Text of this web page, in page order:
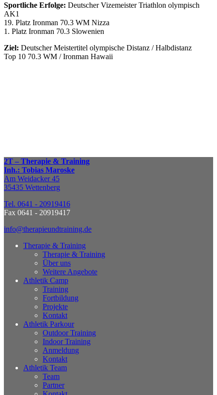
Sportliche Erfolge: Deutscher Vizemeister Triathlon olympisch
AK1
19. Platz Ironman 70.3 WM Nizza
1. Platz Ironman 70.3 Slowenien
Ziel: Deutscher Meistertitel olympische Distanz / Halbdistanz
Top 10 70.3 WM / Ironman Hawaii
2T – Therapie & Training
Inh.: Tobias Maroske
Am Weidacker 45
35435 Wettenberg
Tel. 0641 - 20919416
Fax 0641 - 20919417
info@therapieundtraining.de
Therapie & Training
Therapie & Training
Über uns
Weitere Angebote
Athletik Camp
Training
Fortbildung
Projekte
Kontakt
Athletik Parkour
Outdoor Training
Indoor Training
Anmeldung
Kontakt
Athletik Team
Team
Partner